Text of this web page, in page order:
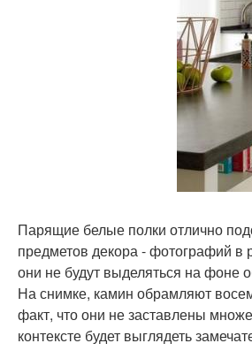
Парящие белые полки отлично
предметов декора - фотографий в
они не будут выделяться на фоне
На снимке, камин обрамляют
факт, что они не заставлены
контексте будет выглядеть